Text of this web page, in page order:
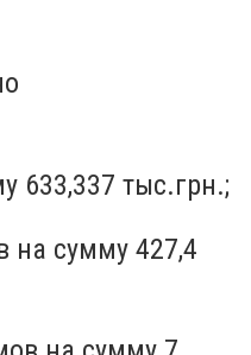
633,337 тыс.грн.;
на сумму 427,4